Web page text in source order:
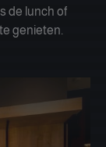
de lunch of
genieten.